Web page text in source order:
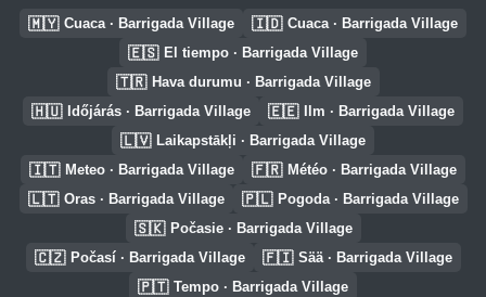
🇲🇾 Cuaca · Barrigada Village 🇮🇩 Cuaca · Barrigada Village
🇪🇸 El tiempo · Barrigada Village
🇹🇷 Hava durumu · Barrigada Village
🇭🇺 Időjárás · Barrigada Village 🇪🇪 Ilm · Barrigada Village
🇱🇻 Laikapstākļi · Barrigada Village
🇮🇹 Meteo · Barrigada Village 🇫🇷 Météo · Barrigada Village
🇱🇹 Oras · Barrigada Village 🇵🇱 Pogoda · Barrigada Village
🇸🇰 Počasie · Barrigada Village
🇨🇿 Počasí · Barrigada Village 🇫🇮 Sää · Barrigada Village
🇵🇹 Tempo · Barrigada Village